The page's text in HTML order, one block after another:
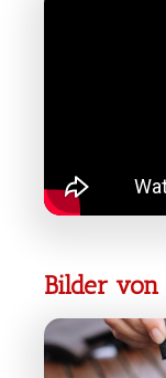
Bilder von